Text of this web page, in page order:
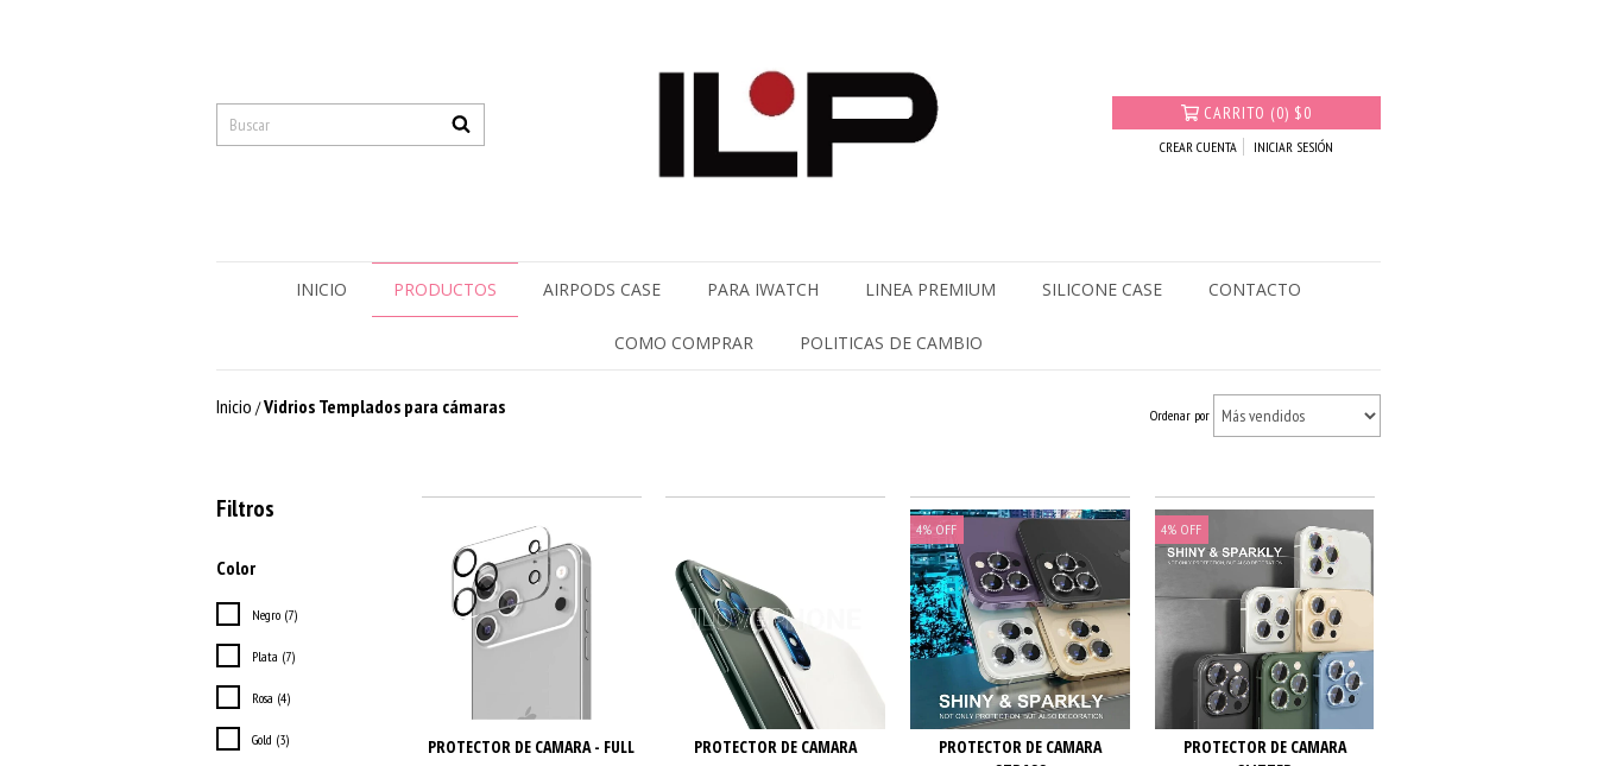
CARRITO (0) $0
CREAR CUENTA INICIAR SESIÓN
INICIO PRODUCTOS AIRPODS CASE PARA IWATCH LINEA PREMIUM SILICONE CASE CONTACTO
COMO COMPRAR POLITICAS DE CAMBIO
Inicio /Vidrios Templados para cámaras Ordenar por
Filtros
Color
Negro (7)
Plata (7)
Rosa (4)
Gold (3) PROTECTOR DE CAMARA - FULL PROTECTOR DE CAMARA
4%OFF
PROTECTOR DE CAMARA
4%OFF
PROTECTOR DE CAMARA